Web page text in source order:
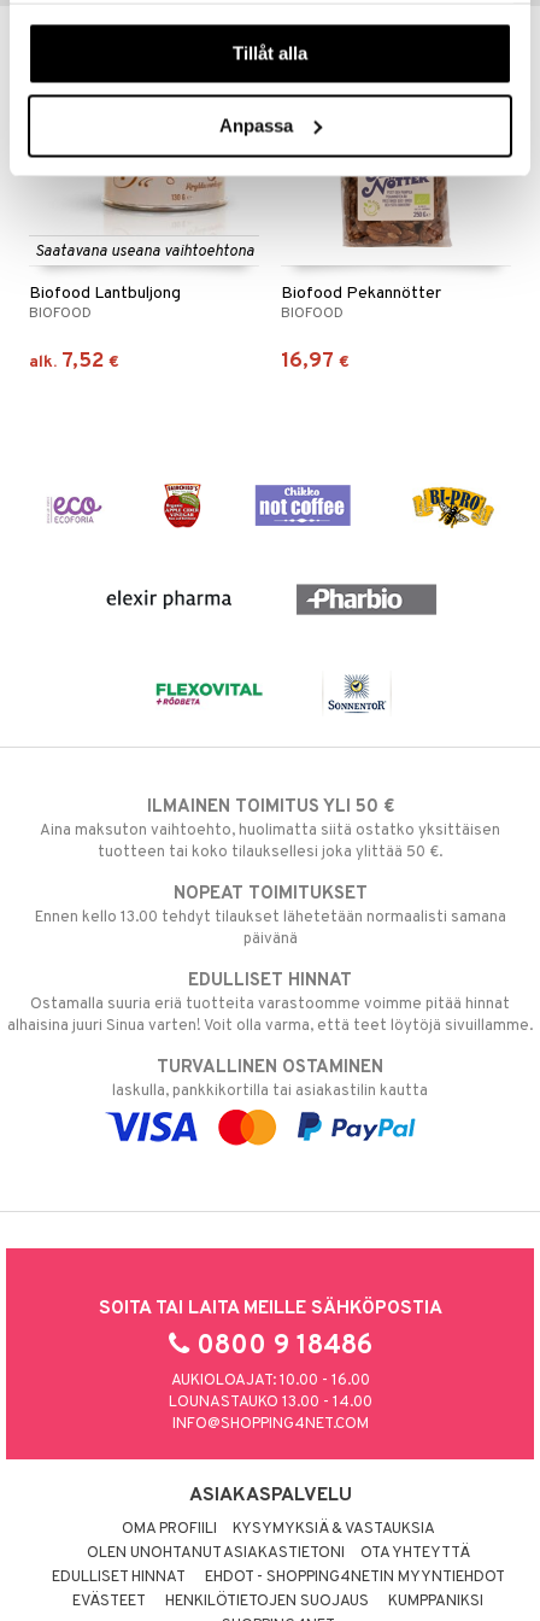
våra cookies vid fortsatt användande av vår webbplats.
Tillåt alla
Anpassa
Saatavana useana vaihtoehtona
Biofood Lantbuljong
BIOFOOD
alk. 7,52 €
eco
Biofood Pekannötter
BIOFOOD
16,97 €
eco
ILMAINEN TOIMITUS YLI 50 €
Aina maksuton vaihtoehto, huolimatta siitä ostatko yksittäisen
tuotteen tai koko tilauksellesi joka ylittää 50 €.
NOPEAT TOIMITUKSET
Ennen kello 13.00 tehdyt tilaukset lähetetään normaalisti samana
päivänä
EDULLISET HINNAT
Ostamalla suuria eriä tuotteita varastoomme voimme pitää hinnat
alhaisina juuri Sinua varten! Voit olla varma, että teet löytöjä sivuillamme.
TURVALLINEN OSTAMINEN
laskulla, pankkikortilla tai asiakastilin kautta
SOITA TAI LAITA MEILLE SÄHKÖPOSTIA
0800 9 18486
AUKIOLOAJAT: 10.00 - 16.00
LOUNASTAUKO 13.00 - 14.00
INFO@SHOPPING4NET.COM
ASIAKASPALVELU
OMA PROFIILI
KYSYMYKSIÄ & VASTAUKSIA
OLEN UNOHTANUT ASIAKASTIETONI
OTA YHTEYTTÄ
EDULLISET HINNAT
EHDOT - SHOPPING4NETIN MYYNTIEHDOT
EVÄSTEET
HENKILÖTIETOJEN SUOJAUS
KUMPPANIKSI